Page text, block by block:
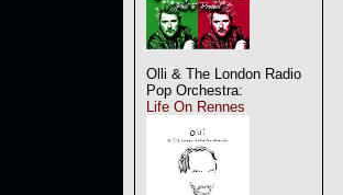
Olli & The London Radio
Pop Orchestra:
Life On Rennes